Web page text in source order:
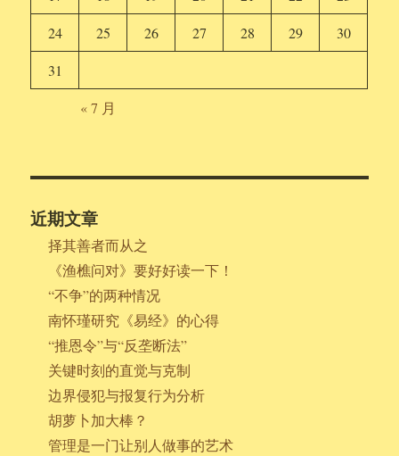
24
25 26 27 28 29
30
31
« 7 月
近期文章
择其善者而从之
《渔樵问对》要好好读一下！
“不争”的两种情况
南怀瑾研究《易经》的心得
“推恩令”与“反垄断法”
关键时刻的直觉与克制
边界侵犯与报复行为分析
胡萝卜加大棒？
管理是一门让别人做事的艺术